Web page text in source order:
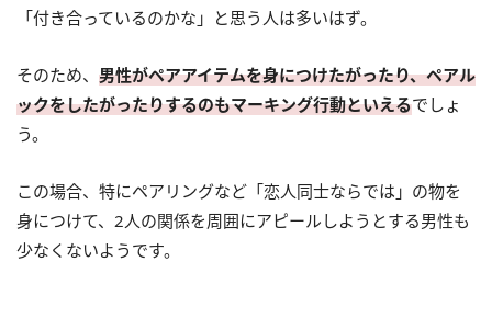
「付き合っているのかな」と思う人は多いはず。
そのため、 男性がペアアイテムを身につけたがったり、ペアル
ックをしたがったりするのもマーキング行動といえるでしょ
う。
この場合、特にペアリングなど「恋人同士ならでは」の物を
身につけて、2人の関係を周囲にアピールしようとする男性も
少なくないようです。